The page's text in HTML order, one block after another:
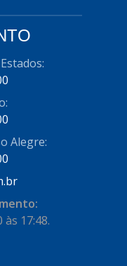
Alegre:
às 17:48.